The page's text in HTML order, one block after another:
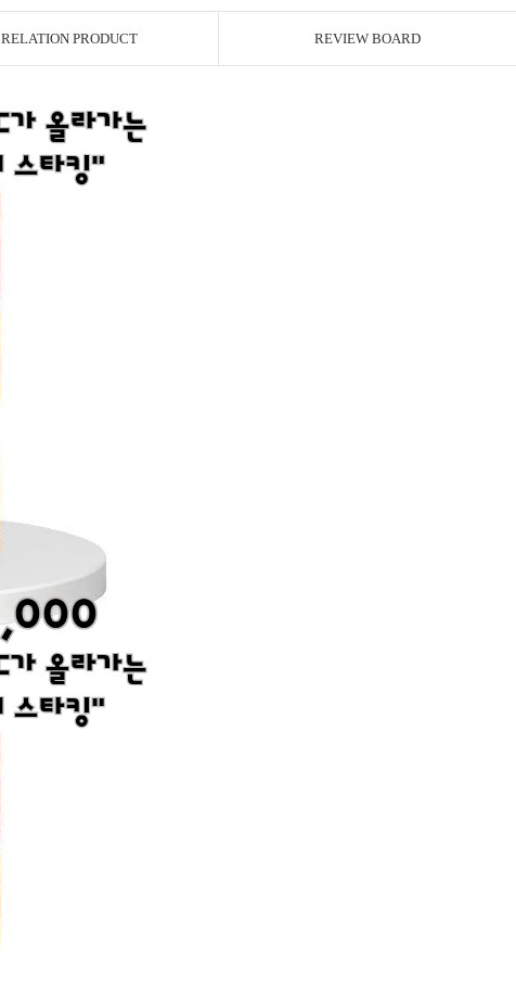
RELATION PRODUCT REVIEW BOARD